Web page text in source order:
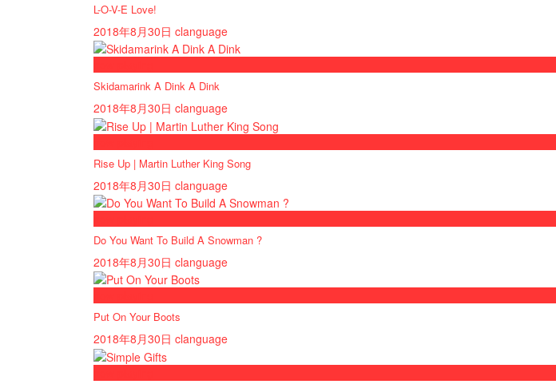
L-O-V-E Love!
2018年8月30日 clanguage
Skidamarink A Dink A Dink
2018年8月30日 clanguage
Rise Up | Martin Luther King Song
2018年8月30日 clanguage
Do You Want To Build A Snowman ?
2018年8月30日 clanguage
Put On Your Boots
2018年8月30日 clanguage